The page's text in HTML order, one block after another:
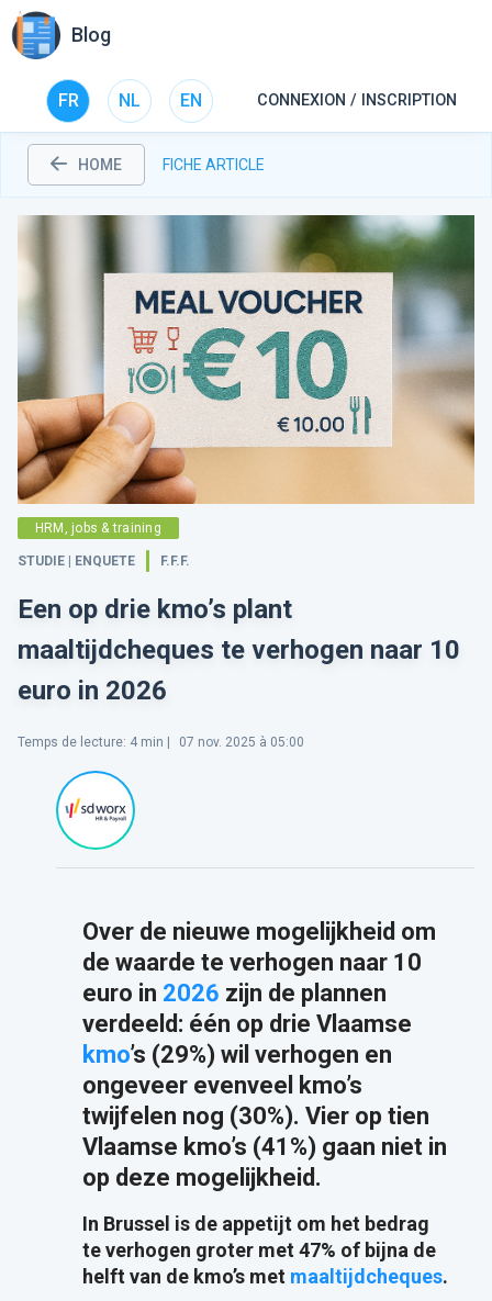
Blog
FR NL EN CONNEXION / INSCRIPTION
HOME FICHE ARTICLE
HRM, jobs & training
STUDIE | ENQUETE F.F.F.
Een op drie kmo’s plant
maaltijdcheques te verhogen naar 10
euro in 2026
Temps de lecture: 4 min | 07 nov. 2025 à 05:00
Over de nieuwe mogelijkheid om
de waarde te verhogen naar 10
euro in 2026 zijn de plannen
verdeeld: één op drie Vlaamse
kmo’s (29%) wil verhogen en
ongeveer evenveel kmo’s
twijfelen nog (30%). Vier op tien
Vlaamse kmo’s (41%) gaan niet in
op deze mogelijkheid.
In Brussel is de appetijt om het bedrag
te verhogen groter met 47% of bijna de
helft van de kmo’s met maaltijdcheques.